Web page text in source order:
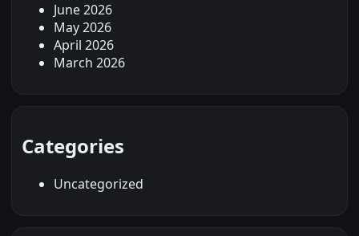
June 2026
May 2026
April 2026
March 2026
Categories
Uncategorized